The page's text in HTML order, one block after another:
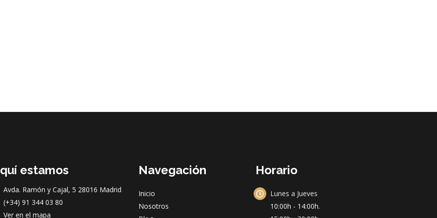
estamos
Avda. Ramón y Cajal, 5 28016 Madrid
(+34) 91 344 03 80
Ver en el mapa
Navegación
Inicio
Nosotros
Horario
Lunes a Jueves
10:00h - 14:00h.